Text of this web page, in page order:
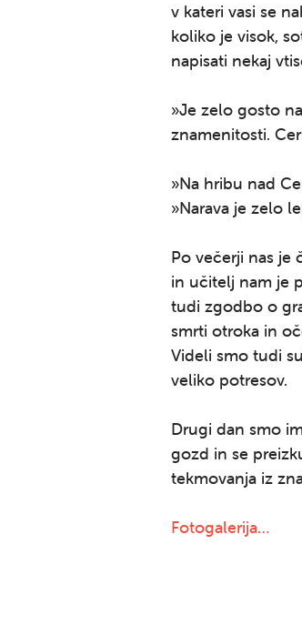
v kateri vasi se
koliko je visok,
napisati nekaj
»Je zelo gosto
znamenitosti.
»Na hribu nad
»Narava je zelo
Po večerji nas je
in učitelj nam je
tudi zgodbo o
smrti otroka in
Videli smo tudi
veliko potresov.
Drugi dan smo
gozd in se
tekmovanja iz
Fotogalerija…